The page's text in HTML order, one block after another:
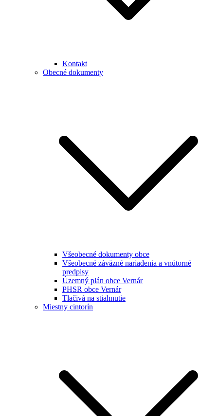
Kontakt
Obecné dokumenty
Všeobecné dokumenty obce
Všeobecné záväzné nariadenia a vnútorné
predpisy
Územný plán obce Vernár
PHSR obce Vernár
Tlačivá na stiahnutie
Miestny cintorín